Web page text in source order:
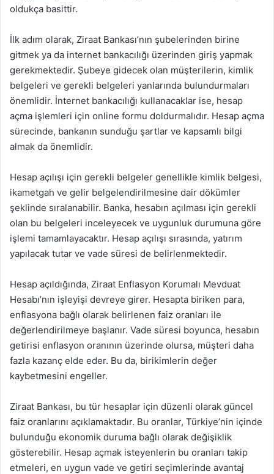
oldukça basittir.
İlk adım olarak, Ziraat Bankası’nın şubelerinden birine
gitmek ya da internet bankacılığı üzerinden giriş yapmak
gerekmektedir. Şubeye gidecek olan müşterilerin, kimlik
belgeleri ve gerekli belgeleri yanlarında bulundurmaları
önemlidir. İnternet bankacılığı kullanacaklar ise, hesap
açma işlemleri için online formu doldurmalıdır. Hesap açma
sürecinde, bankanın sunduğu şartlar ve kapsamlı bilgi
almak da önemlidir.
Hesap açılışı için gerekli belgeler genellikle kimlik belgesi,
ikametgah ve gelir belgelendirilmesine dair dökümler
şeklinde sıralanabilir. Banka, hesabın açılması için gerekli
olan bu belgeleri inceleyecek ve uygunluk durumuna göre
işlemi tamamlayacaktır. Hesap açılışı sırasında, yatırım
yapılacak tutar ve vade süresi de belirlenmektedir.
Hesap açıldığında, Ziraat Enflasyon Korumalı Mevduat
Hesabı’nın işleyişi devreye girer. Hesapta biriken para,
enflasyona bağlı olarak belirlenen faiz oranları ile
değerlendirilmeye başlanır. Vade süresi boyunca, hesabın
getirisi enflasyon oranının üzerinde olursa, müşteri daha
fazla kazanç elde eder. Bu da, birikimlerin değer
kaybetmesini engeller.
Ziraat Bankası, bu tür hesaplar için düzenli olarak güncel
faiz oranlarını açıklamaktadır. Bu oranlar, Türkiye’nin içinde
bulunduğu ekonomik duruma bağlı olarak değişiklik
gösterebilir. Hesap açmak isteyenlerin bu oranları takip
etmeleri, en uygun vade ve getiri seçimlerinde avantaj